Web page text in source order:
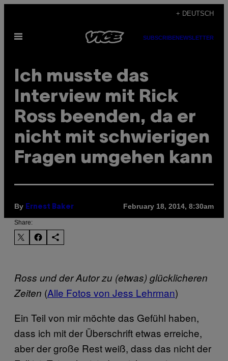
content
+ DEUTSCH
Open
SUBSCRIBENEWSLETTER
Ich musste das
Interview mit Rick
Ross beenden, da er
nicht mit schwierigen
Fragen umgehen kann
By Ernest Baker February 18, 2014, 8:30am
Share:
Ross und der Autor zu (etwas) glücklicheren
Zeiten (Alle Fotos von Jess Lehrman)
Ein Teil von mir möchte das Gefühl haben,
dass ich mit der Überschrift etwas erreiche,
aber der große Rest weiß, dass das nicht der